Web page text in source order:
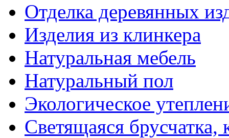
Отделка деревянных
Изделия из клинкера
Натуральная мебель
Натуральный пол
Экологическое
Светящаяся